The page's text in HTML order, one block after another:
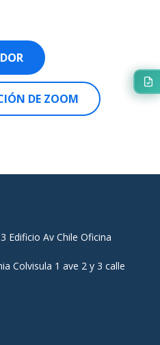
DE ZOOM
Edificio Av Chile Oficina
Colvisula 1 ave 2 y 3 calle